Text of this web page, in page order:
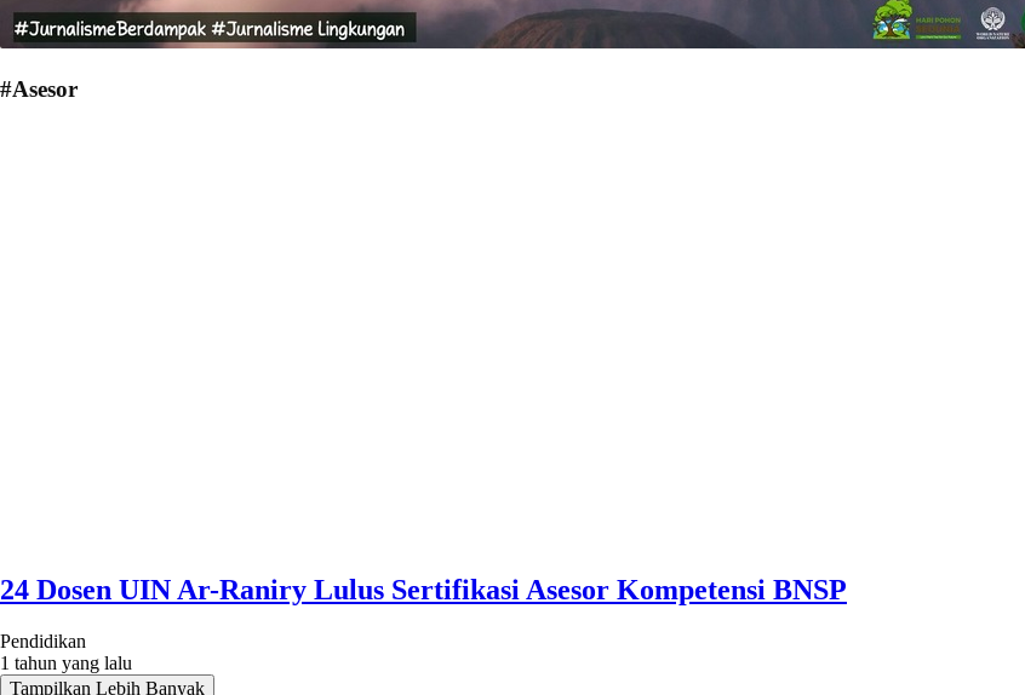
#Asesor
24 Dosen UIN Ar-Raniry Lulus Sertifikasi Asesor Kompetensi BNSP
Pendidikan
1 tahun yang lalu
Tampilkan Lebih Banyak